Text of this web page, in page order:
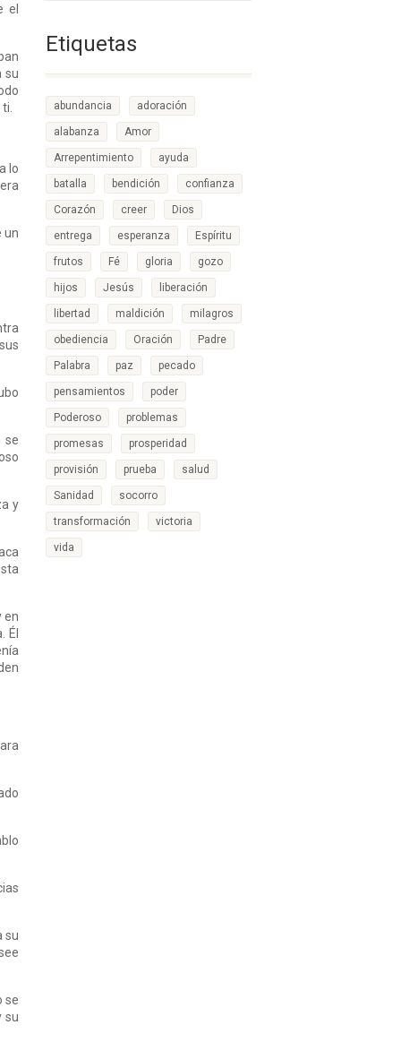
el
su
lo
un
se
y
en
Él
su
se
su
Etiquetas
abundancia adoración
alabanza Amor
Arrepentimiento ayuda
batalla bendición confianza
Corazón creer Dios
entrega esperanza Espíritu
frutos Fé gloria gozo
hijos Jesús liberación
libertad maldición milagros
obediencia Oración Padre
Palabra paz pecado
pensamientos poder
Poderoso problemas
promesas prosperidad
provisión prueba salud
Sanidad socorro
transformación victoria
vida